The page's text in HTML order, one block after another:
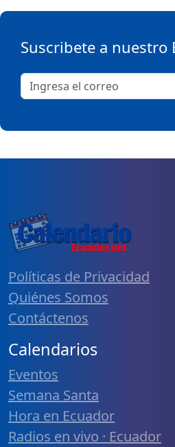
Suscribete a nuestro
Políticas de Privacidad
Quiénes Somos
Contáctenos
Calendarios
Eventos
Semana Santa
Hora en Ecuador
Radios en vivo · Ecuador